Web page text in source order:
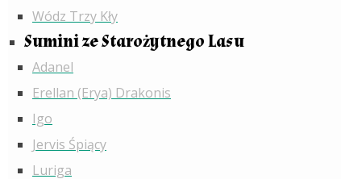
Wódz Trzy Kły
Sumini ze Starożytnego Lasu
Adanel
Erellan (Erya) Drakonis
Igo
Jervis Śpiący
Luriga